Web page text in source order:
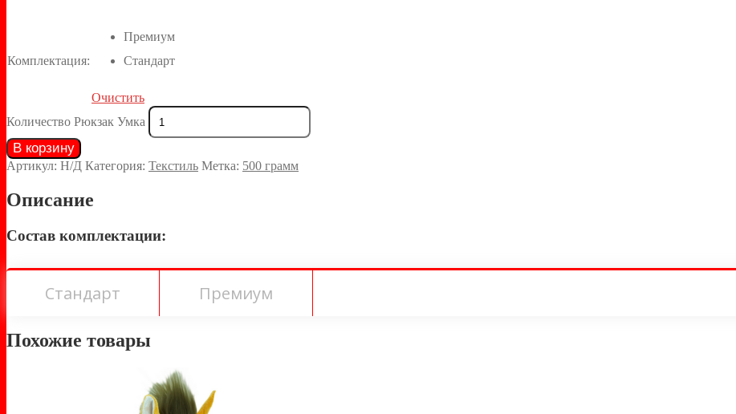
Комплектация:
Премиум
Стандарт
Очистить
Количество Рюкзак Умка
В корзину
Артикул: Н/Д Категория: Текстиль Метка: 500 грамм
Описание
Состав комплектации:
Стандарт Премиум
Похожие товары